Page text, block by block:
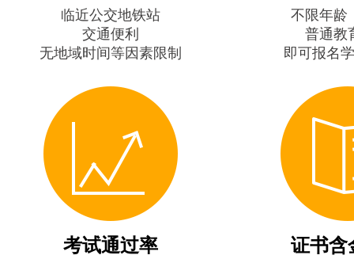
临近公交地铁站
交通便利
无地域时间等因素限制
不限年龄
普通教
即可报名
考试通过率 证书含